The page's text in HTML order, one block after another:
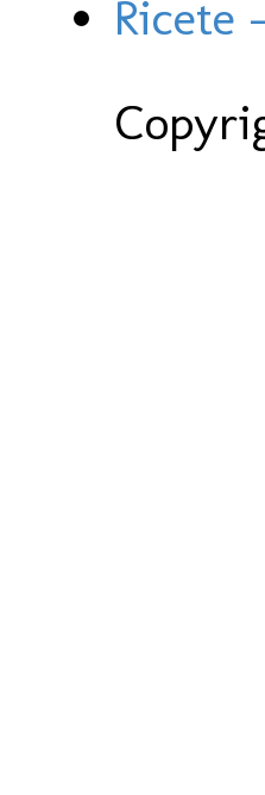
Ricete